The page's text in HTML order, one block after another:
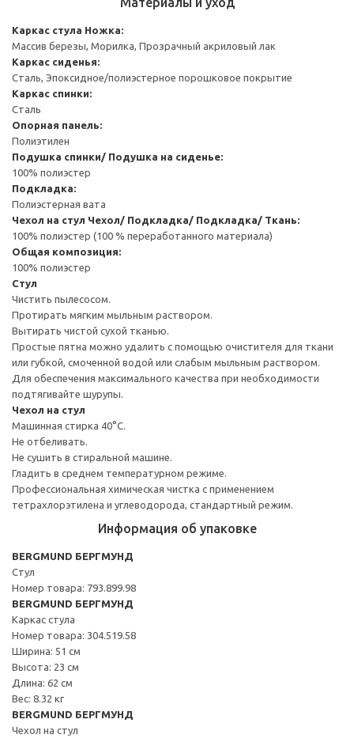
Каркас стула Ножка:
Массив березы, Морилка, Прозрачный акриловый лак
Каркас сиденья:
Сталь, Эпоксидное/полиэстерное порошковое покрытие
Каркас спинки:
Сталь
Опорная панель:
Полиэтилен
Подушка спинки/ Подушка на сиденье:
100% полиэстер
Подкладка:
Полиэстерная вата
Чехол на стул Чехол/ Подкладка/ Подкладка/ Ткань:
100% полиэстер (100 % переработанного материала)
Общая композиция:
100% полиэстер
Стул
Чистить пылесосом.
Протирать мягким мыльным раствором.
Вытирать чистой сухой тканью.
Простые пятна можно удалить с помощью очистителя для ткани
или губкой, смоченной водой или слабым мыльным раствором.
Для обеспечения максимального качества при необходимости
подтягивайте шурупы.
Чехол на стул
Машинная стирка 40°С.
Не отбеливать.
Не сушить в стиральной машине.
Гладить в среднем температурном режиме.
Профессиональная химическая чистка с применением
тетрахлорэтилена и углеводорода, стандартный режим.
Информация об упаковке
BERGMUND БЕРГМУНД
Стул
Номер товара: 793.899.98
BERGMUND БЕРГМУНД
Каркас стула
Номер товара: 304.519.58
Ширина: 51 см
Высота: 23 см
Длина: 62 см
Вес: 8.32 кг
BERGMUND БЕРГМУНД
Чехол на стул